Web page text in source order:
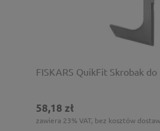
FISKARS QuikFit Skrobak
58,18 zł
zawiera 23% VAT, bez kosztów